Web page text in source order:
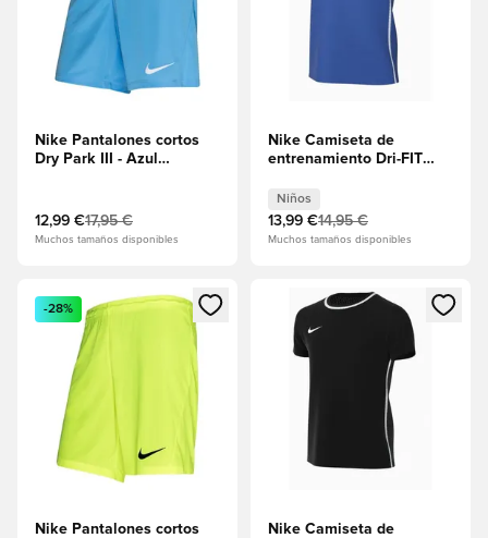
Nike Pantalones cortos
Dry Park III - Azul
12,99 €17,95 €
Muchos tamaños disponibles
Nike Camiseta de
entrenamiento Dri-FIT
Niños
Niños
13,99 €14,95 €
Muchos tamaños disponibles
Abre un modal para iniciar sesión o registrarse como
-28%
Nike Pantalones cortos
Abre un modal para iniciar
Nike Camiseta de